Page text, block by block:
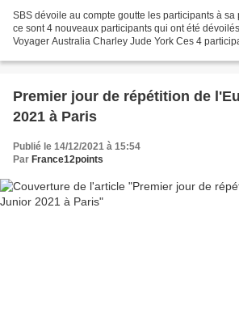
SBS dévoile au compte goutte les participants à
ce sont 4 nouveaux participants qui ont été
Voyager Australia Charley Jude York Ces 4
Premier jour de répétition de
2021 à Paris
Publié le 14/12/2021 à 15:54
Par France12points